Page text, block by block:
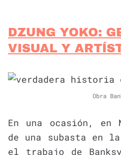
DZUNG YOKO:
VISUAL Y
Obra
En una ocasión, en
de una subasta en
el trabajo de